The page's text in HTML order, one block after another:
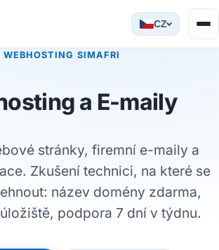
CZ
WEBHOSTING SIMAFRI
a E-maily
stránky, firemní e-maily a
Zkušení technici, na které se
název domény zdarma,
podpora 7 dní v týdnu.